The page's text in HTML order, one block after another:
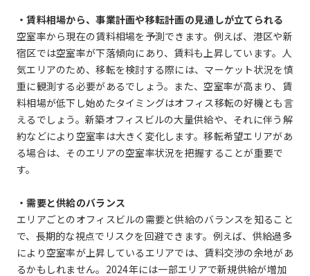
・賃料相場から、事業計画や移転計画の見通しが立てられる
空室率から現在の賃料相場を予測できます。例えば、港区や新
宿区では空室率が下落傾向にあり、賃料も上昇しています。人
気エリアのため、移転を検討する際には、マーケット状況を慎
重に観測する必要があるでしょう。また、空室率が高まり、賃
料相場が低下し始めたタイミングはオフィス移転の好機とも言
えるでしょう。新築オフィスビルの大量供給や、それに伴う解
約などにより空室率は大きく変化します。移転希望エリアがあ
る場合は、そのエリアの空室率状況を把握することが重要で
す。
・需要と供給のバランス
エリアごとのオフィスビルの需要と供給のバランスを知ること
で、長期的な視点でリスクを回避できます。例えば、供給過多
により空室率が上昇しているエリアでは、賃料交渉の余地があ
るかもしれません。2024年には一部エリアで新規供給が増加